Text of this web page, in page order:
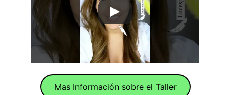
Mas Información sobre el Taller